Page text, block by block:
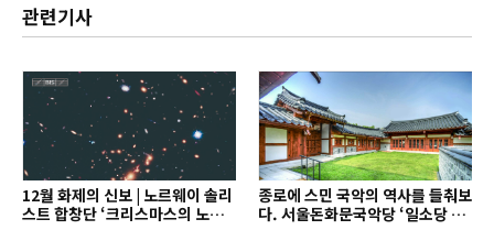
관련기사
12월 화제의 신보 | 노르웨이 솔리
스트 합창단 ‘크리스마스의 노래’
종로에 스민 국악의 역사를 들춰보
다. 서울돈화문국악당 ‘일소당 음